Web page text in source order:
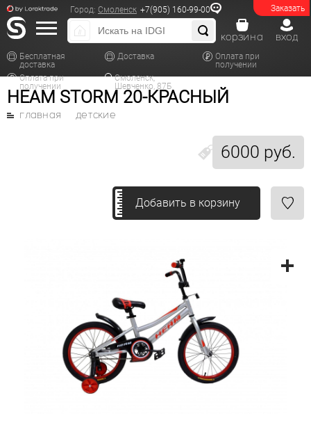
Заказать
Город: Смоленск +7(905) 160-99-00
Бесплатная
доставка
Доставка
Оплата при
получении
Оплата при
получении
Смоленск,
Шевченко, 87Б
вход
корзина
HEAM STORM 20-КРАСНЫЙ
6000 руб.
главная детские
Добавить в корзину